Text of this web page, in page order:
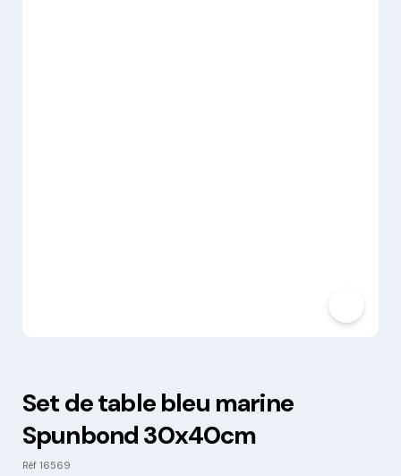
Set de table bleu marine
Spunbond 30x40cm
Réf 16569